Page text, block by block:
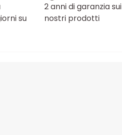
su
2 anni di garanzia sui
nostri prodotti